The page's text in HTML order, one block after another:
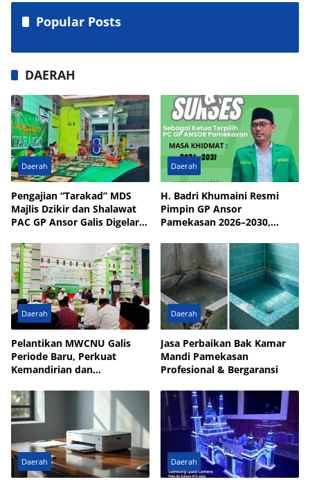
Popular Posts
DAERAH
Daerah
Pengajian “Tarakad” MDS
Majlis Dzikir dan Shalawat
PAC GP Ansor Galis Digelar
Bulay
Daerah
H. Badri Khumaini Resmi
Pimpin GP Ansor
Pamekasan 2026–2030,
Daerah
Pelantikan MWCNU Galis
Periode Baru, Perkuat
Kemandirian dan
Daerah
Jasa Perbaikan Bak Kamar
Mandi Pamekasan
Profesional & Bergaransi
Daerah Daerah